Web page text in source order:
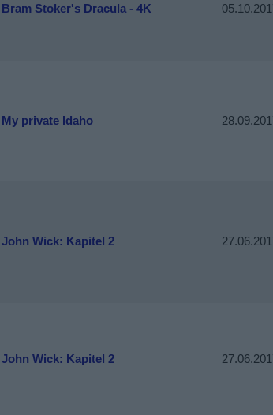
Bram Stoker's Dracula - 4K
My private Idaho
John Wick: Kapitel 2
John Wick: Kapitel 2